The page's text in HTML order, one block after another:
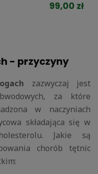
99,00 zł
- przyczyny
zazwyczaj jest
za które
w naczyniach
składająca się w
Jakie są
chorób tętnic